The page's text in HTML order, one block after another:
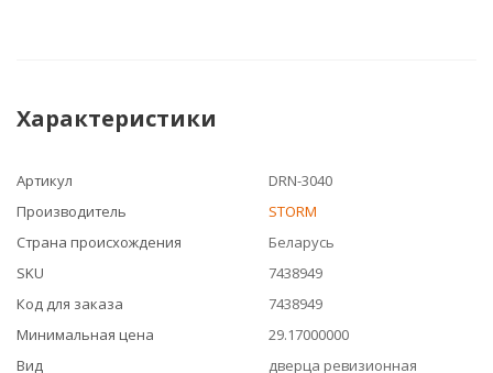
Характеристики
Артикул
DRN-3040
Производитель
STORM
Страна происхождения
Беларусь
SKU
7438949
Код для заказа
7438949
Минимальная цена
29.17000000
Вид
дверца ревизионная